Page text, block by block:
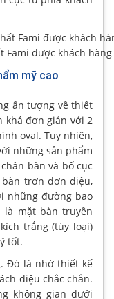
được khách hàng
mỹ cao
ấn tượng về thiết
khá đơn giản với 2
oval. Tuy nhiên,
những sản phẩm
bàn và bố cục
trơn đơn điệu,
những đường bao
mặt bàn truyền
trắng (tùy loại)
tốt.
Đó là nhờ thiết kế
điệu chắc chắn.
không gian dưới